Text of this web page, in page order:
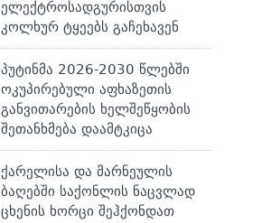
ელექტროსადგურისთვის
კოლხურ ტყეებს გაჩეხავენ
პუტინმა 2026-2030 წლებში
ოკუპირებული აფხაზეთის
განვითარების ხელშეწყობის
შეთანხმება დაამტკიცა
ქარელისა და მარნეულის
ბაღებში საქონლის ნაცვლად
ცხენის ხორცი შეჰქონდათ